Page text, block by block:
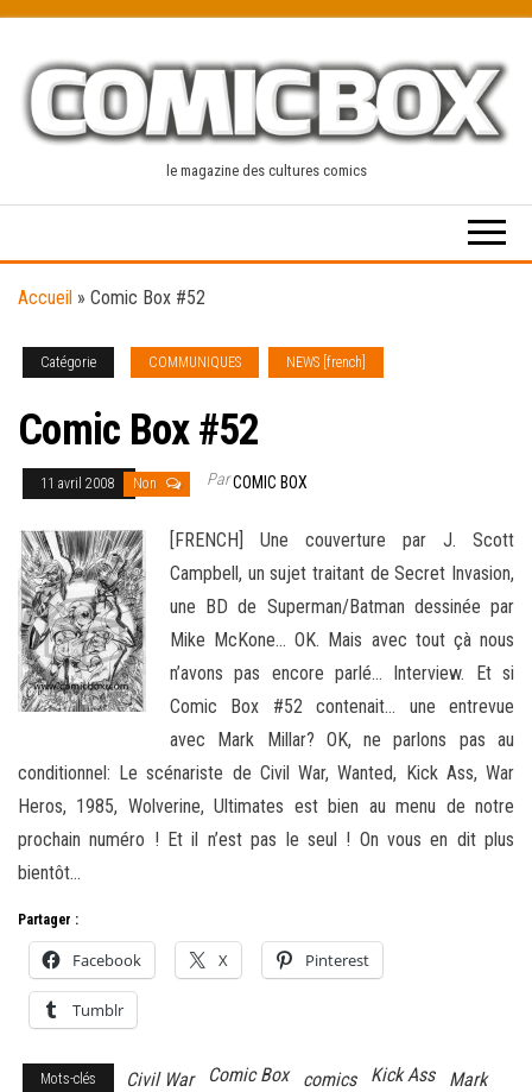
content
le magazine des cultures comics
Accueil » Comic Box #52
Catégorie COMMUNIQUES NEWS [french]
Comic Box #52
11 avril 2008 Non ParCOMIC BOX
[FRENCH] Une couverture par J. Scott
Campbell, un sujet traitant de Secret Invasion,
une BD de Superman/Batman dessinée par
Mike McKone… OK. Mais avec tout çà nous
n’avons pas encore parlé… Interview. Et si
Comic Box #52 contenait… une entrevue
avec Mark Millar? OK, ne parlons pas au
conditionnel: Le scénariste de Civil War, Wanted, Kick Ass, War
Heros, 1985, Wolverine, Ultimates est bien au menu de notre
prochain numéro ! Et il n’est pas le seul ! On vous en dit plus
bientôt…
Partager :
Facebook X Pinterest
Tumblr
Mots-clés Civil War Comic Box comics Kick Ass
Mark